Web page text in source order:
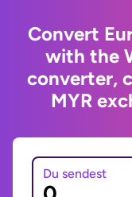
Convert
with the
converter,
MYR
Du sendest